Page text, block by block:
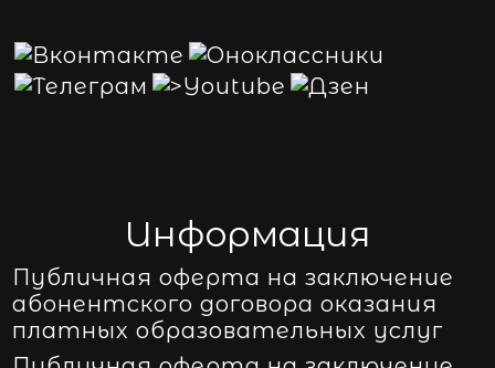
Информация
Публичная оферта на заключение
абонентского договора оказания
платных образовательных услуг